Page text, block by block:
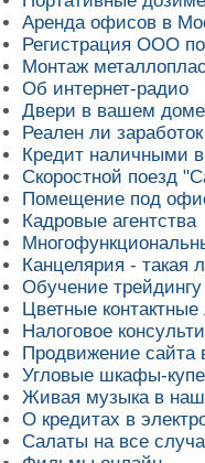
Аренда офисов в
Регистрация ООО
Монтаж
Об интернет-радио
Двери в вашем доме
Реален ли
Кредит наличными
Скоростной поезд
Помещение под
Кадровые агентства
Канцелярия - такая
Обучение трейдингу
Цветные
Налоговое
Продвижение сайта
Угловые шкафы-купе
Живая музыка в
О кредитах в
Салаты на все